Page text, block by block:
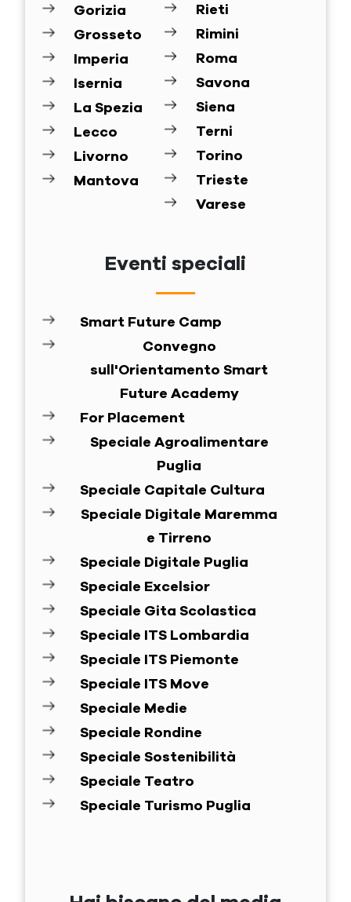
Gorizia
Grosseto
Imperia
Isernia
La Spezia
Lecco
Livorno
Mantova
Rieti
Rimini
Roma
Savona
Siena
Terni
Torino
Trieste
Varese
Eventi speciali
Smart Future Camp
Convegno
sull'Orientamento Smart
Future Academy
For Placement
Speciale Agroalimentare
Puglia
Speciale Capitale Cultura
Speciale Digitale Maremma
e Tirreno
Speciale Digitale Puglia
Speciale Excelsior
Speciale Gita Scolastica
Speciale ITS Lombardia
Speciale ITS Piemonte
Speciale ITS Move
Speciale Medie
Speciale Rondine
Speciale Sostenibilità
Speciale Teatro
Speciale Turismo Puglia